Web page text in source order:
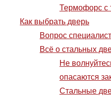
Термофорс с
Как выбрать дверь
Вопрос
Всё о стальных
Не
опасаются
Стальные